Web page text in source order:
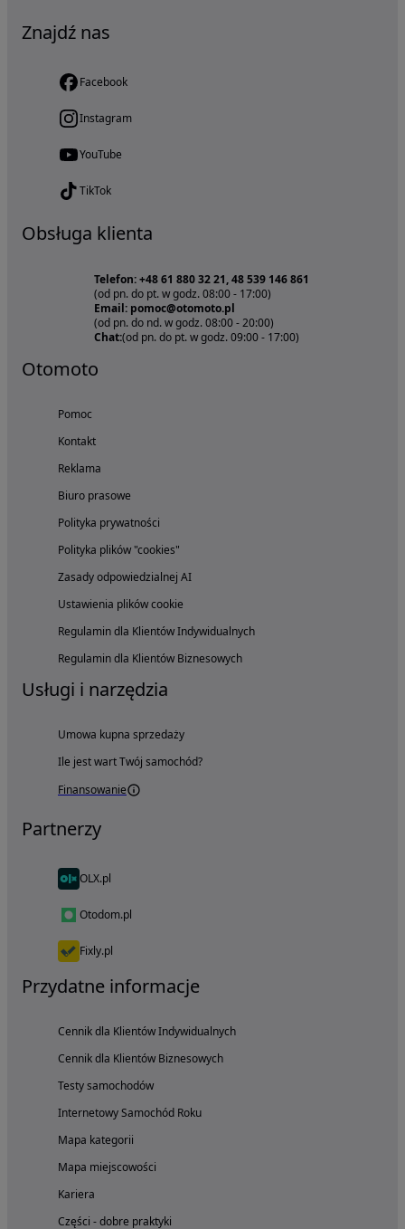
Znajdź nas
Facebook
Instagram
YouTube
TikTok
Obsługa klienta
Telefon: +48 61 880 32 21, 48 539 146 861
(od pn. do pt. w godz. 08:00 - 17:00)
Email: pomoc@otomoto.pl
(od pn. do nd. w godz. 08:00 - 20:00)
Chat:(od pn. do pt. w godz. 09:00 - 17:00)
Otomoto
Pomoc
Kontakt
Reklama
Biuro prasowe
Polityka prywatności
Polityka plików "cookies"
Zasady odpowiedzialnej AI
Ustawienia plików cookie
Regulamin dla Klientów Indywidualnych
Regulamin dla Klientów Biznesowych
Usługi i narzędzia
Umowa kupna sprzedaży
Ile jest wart Twój samochód?
Finansowanie
Partnerzy
OLX.pl
Otodom.pl
Fixly.pl
Przydatne informacje
Cennik dla Klientów Indywidualnych
Cennik dla Klientów Biznesowych
Testy samochodów
Internetowy Samochód Roku
Mapa kategorii
Mapa miejscowości
Kariera
Części - dobre praktyki